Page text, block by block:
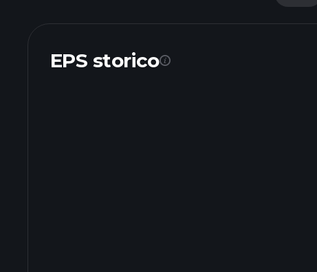
EPS storico